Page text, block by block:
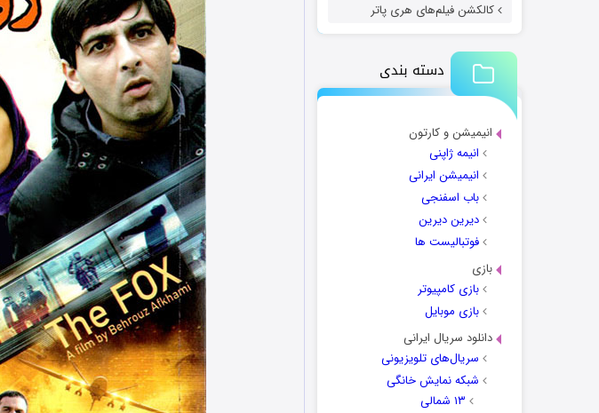
کالکشن فیلم‌های هری پاتر
دسته بندی
انیمیشن و کارتون
انیمه ژاپنی
انیمیشن ایرانی
باب اسفنجی
دیرین دیرین
فوتبالیست ها
بازی
بازی کامپیوتر
بازی موبایل
دانلود سریال ایرانی
سریال‌های تلویزیونی
شبکه نمایش خانگی
۱۳ شمالی